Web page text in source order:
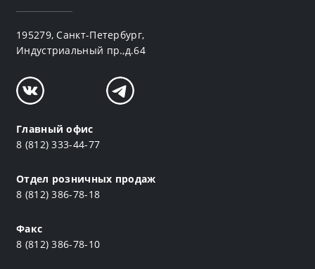
195279, Санкт-Петербург,
Индустриальный пр.,д.64
Главный офис
8 (812) 333-44-77
Отдел розничных продаж
8 (812) 386-78-18
Факс
8 (812) 386-78-10